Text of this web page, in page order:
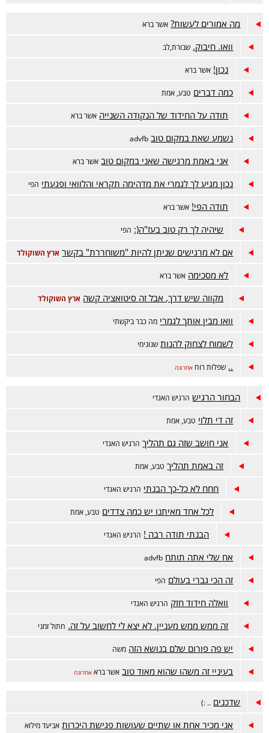
מה אמורים לעשות? אשר ברא
וואו. חיבוק. שבורת,לב
נכון! אשר ברא
כמה דברים טבע, אמת
תודה על החידוד של הנקודה השנייה אשר ברא
נשמע שאת במקום טוב advfb
אני באמת מרגישה שאני במקום טוב אשר ברא
נכון מגיע לך לגמרי את מדהימה תקראי והלוואי ופגעתי הפי
תודה הפי! אשר ברא
שיהיה לך רק טוב בעז"ה(: הפי
אם לא מרגישים שניתן להיות "משוחררת" בקשר ארץ השוקולד
לא מסכימה אשר ברא
מקווה שיש דרך, אבל זה סיטואציה קשה ארץ השוקולד
וואו מבין אותך לגמרי מה כבר ביקשתי
לשמוח לצחוק להנות שנונימי
.. שפלות רוח אחרונה
הבחור הרגיש הרגיש האגדי
זה די תלוי טבע, אמת
אני חושב שזה גם תהליך הרגיש האגדי
זה באמת תהליך טבע, אמת
חחח לא כל-כך הבנתי הרגיש האגדי
לכל אחד מאיתנו יש כמה צדדים טבע, אמת
הבנתי תודה רבה ! הרגיש האגדי
אח שלי אתה תותח advfb
זה הכי גברי בעולם הפי
וואלה חידוד חזק הרגיש האגדי
זה ממש ממש מעניין. לא יצא לי לחשוב על זה. חתול זמני
יש פה פורום שלם בנושא הזה משה
בעיניי זה משהו שהוא מאוד טוב אשר ברא אחרונה
שדכנים .. :)
אני מכיר אחת או שתיים שעושות פגישת היכרות אביעד מילוא